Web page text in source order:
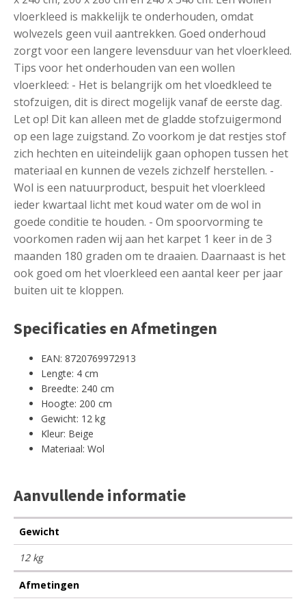
vloerkleed is makkelijk te onderhouden, omdat
wolvezels geen vuil aantrekken. Goed onderhoud
zorgt voor een langere levensduur van het vloerkleed.
Tips voor het onderhouden van een wollen
vloerkleed: - Het is belangrijk om het vloedkleed te
stofzuigen, dit is direct mogelijk vanaf de eerste dag.
Let op! Dit kan alleen met de gladde stofzuigermond
op een lage zuigstand. Zo voorkom je dat restjes stof
zich hechten en uiteindelijk gaan ophopen tussen het
materiaal en kunnen de vezels zichzelf herstellen. -
Wol is een natuurproduct, bespuit het vloerkleed
ieder kwartaal licht met koud water om de wol in
goede conditie te houden. - Om spoorvorming te
voorkomen raden wij aan het karpet 1 keer in de 3
maanden 180 graden om te draaien. Daarnaast is het
ook goed om het vloerkleed een aantal keer per jaar
buiten uit te kloppen.
Specificaties en Afmetingen
EAN: 8720769972913
Lengte: 4 cm
Breedte: 240 cm
Hoogte: 200 cm
Gewicht: 12 kg
Kleur: Beige
Materiaal: Wol
Aanvullende informatie
Gewicht
12 kg
Afmetingen